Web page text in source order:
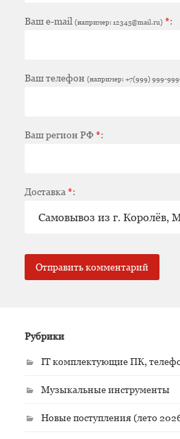
Ваш e-mail (например: 12345@mail.ru) *:
Ваш телефон (например: +7(999) 999-
Ваш регион РФ*:
Доставка *:
Рубрики
IT комплектующие ПК,
Музыкальные инструменты
Новые поступления (лето